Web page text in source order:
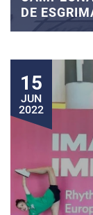
DE
15
JUN
2022